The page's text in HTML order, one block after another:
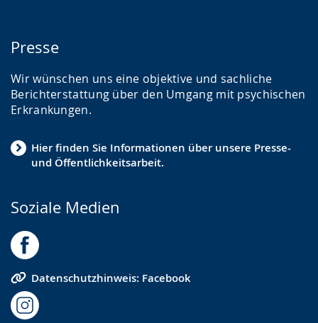
Presse
Wir wünschen uns eine objektive und sachliche
Berichterstattung über den Umgang mit psychischen
Erkrankungen.
Hier finden Sie Informationen über unsere Presse-
und Öffentlichkeitsarbeit.
Soziale Medien
Datenschutzhinweis: Facebook